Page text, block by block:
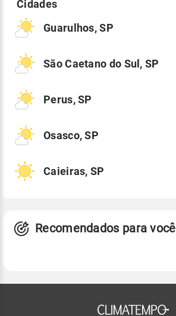
Guarulhos, SP
São Caetano do Sul, SP
Perus, SP
Osasco, SP
Caieiras, SP
Recomendados para você